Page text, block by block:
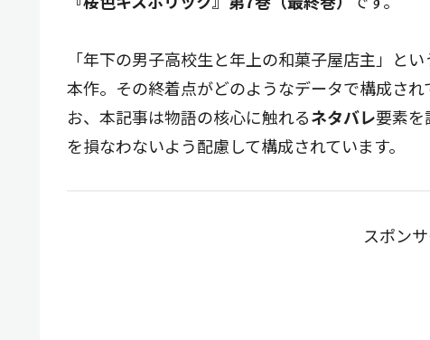
「年下の男子高校生と年上の和菓子屋店主」と
本作。その終着点がどのようなデータで構成さ
お、本記事は物語の核心に触れるネタバレ要素を
を損なわないよう配慮して構成されています。
スポン